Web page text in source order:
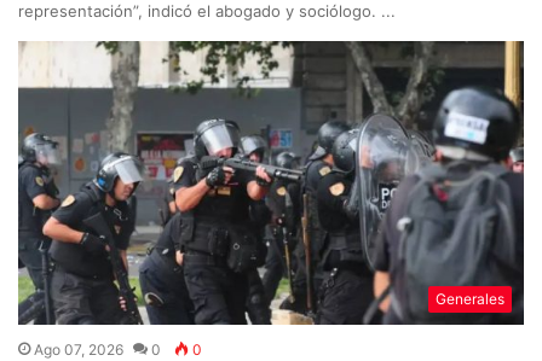
representación”, indicó el abogado y sociólogo. ...
Generales
Ago 07, 2026 0 0